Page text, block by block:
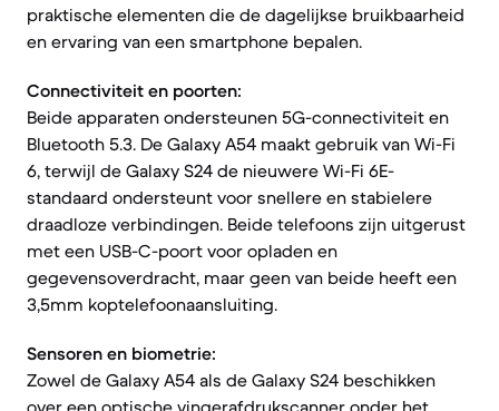
praktische elementen die de dagelijkse bruikbaarheid
en ervaring van een smartphone bepalen.
Connectiviteit en poorten:
Beide apparaten ondersteunen 5G-connectiviteit en
Bluetooth 5.3. De Galaxy A54 maakt gebruik van Wi-Fi
6, terwijl de Galaxy S24 de nieuwere Wi-Fi 6E-
standaard ondersteunt voor snellere en stabielere
draadloze verbindingen. Beide telefoons zijn uitgerust
met een USB-C-poort voor opladen en
gegevensoverdracht, maar geen van beide heeft een
3,5mm koptelefoonaansluiting.
Sensoren en biometrie:
Zowel de Galaxy A54 als de Galaxy S24 beschikken
over een optische vingerafdrukscanner onder het